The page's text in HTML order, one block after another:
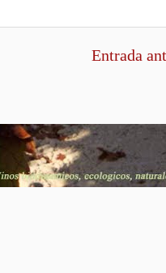
Entrada